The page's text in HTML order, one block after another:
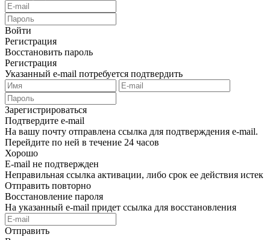
Войти
Регистрация
Восстановить пароль
Регистрация
Указанный e-mail потребуется подтвердить
Зарегистрироваться
Подтвердите e-mail
На вашу почту отправлена ссылка для подтверждения e-mail.
Перейдите по ней в течение 24 часов
Хорошо
E-mail не подтвержден
Неправильная ссылка активации, либо срок ее действия истек
Отправить повторно
Восстановление пароля
На указанный e-mail придет ссылка для восстановления
Отправить